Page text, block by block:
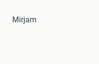
Mirjam